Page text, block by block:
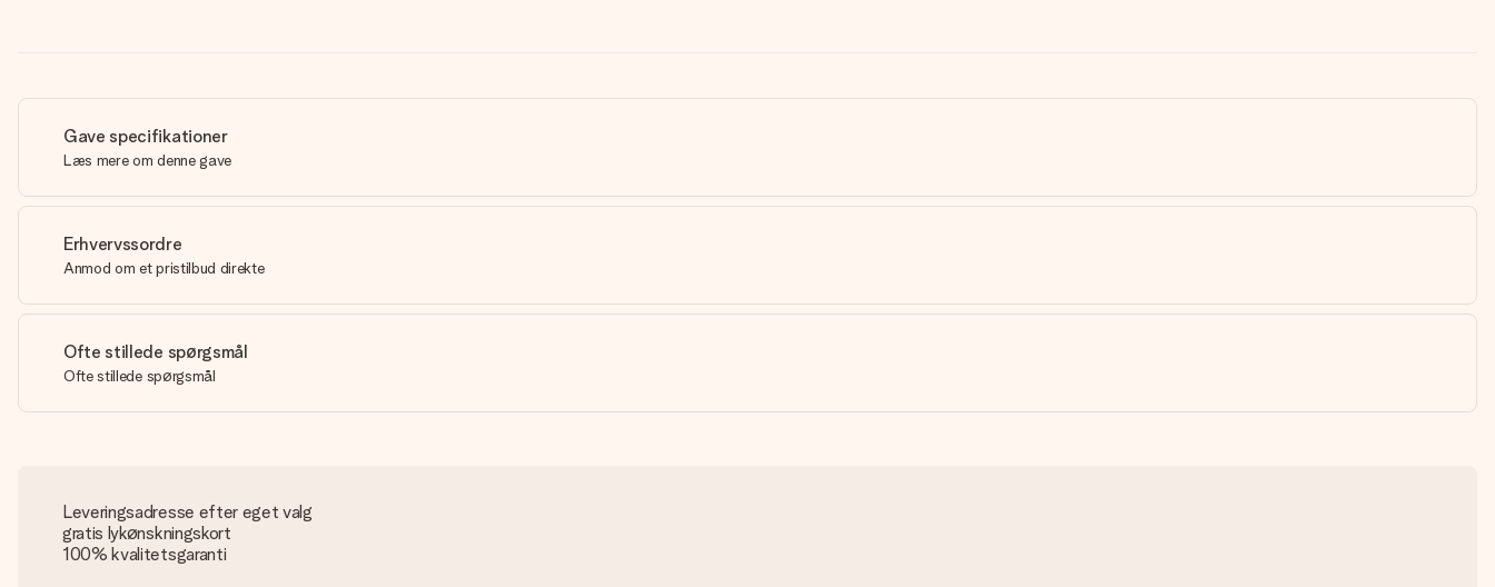
Gave specifikationer
Læs mere om denne gave
Erhvervssordre
Anmod om et pristilbud direkte
Ofte stillede spørgsmål
Ofte stillede spørgsmål
Leveringsadresse efter eget valg
gratis lykønskningskort
100% kvalitetsgaranti